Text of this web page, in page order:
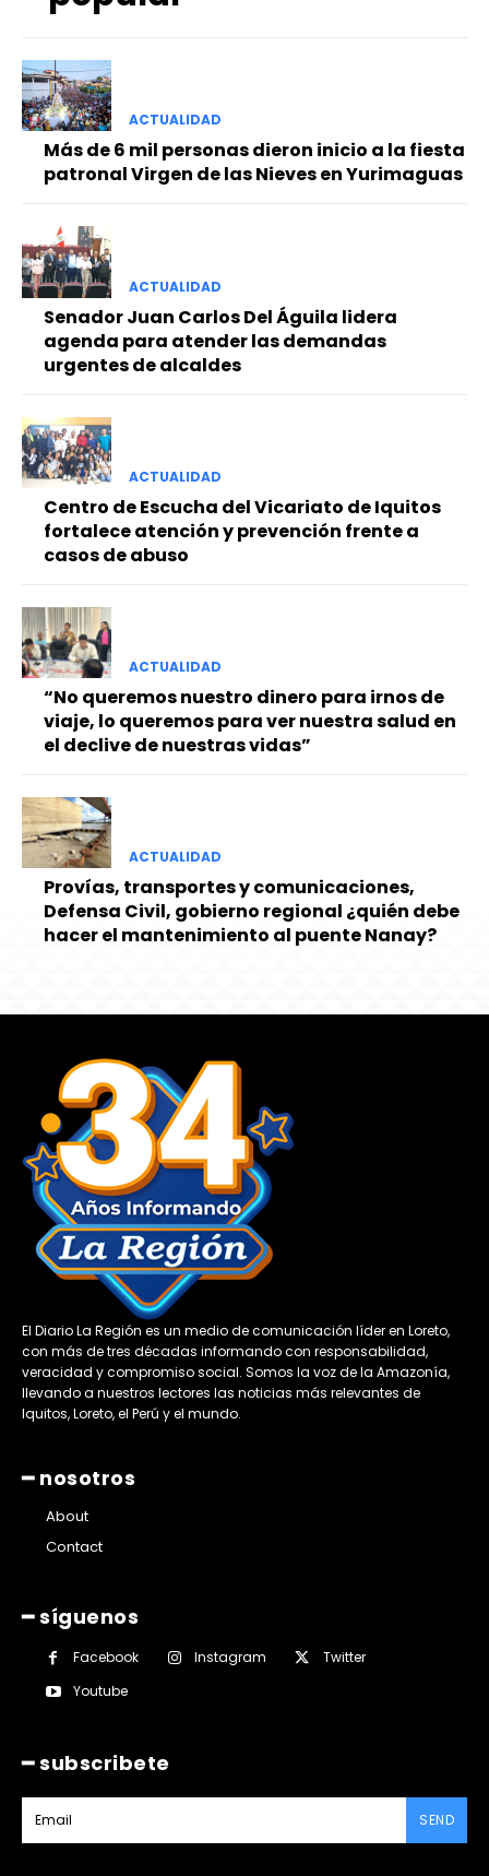
━ Planes
ACTUALIDAD
Más de 6 mil personas dieron inicio a la fiesta
patronal Virgen de las Nieves en Yurimaguas
ACTUALIDAD
Senador Juan Carlos Del Águila lidera
agenda para atender las demandas
urgentes de alcaldes
ACTUALIDAD
Centro de Escucha del Vicariato de Iquitos
fortalece atención y prevención frente a
casos de abuso
ACTUALIDAD
“No queremos nuestro dinero para irnos de
viaje, lo queremos para ver nuestra salud en
el declive de nuestras vidas”
ACTUALIDAD
Provías, transportes y comunicaciones,
Defensa Civil, gobierno regional ¿quién debe
hacer el mantenimiento al puente Nanay?
El Diario La Región es un medio de comunicación líder en Loreto,
con más de tres décadas informando con responsabilidad,
veracidad y compromiso social. Somos la voz de la Amazonía,
llevando a nuestros lectores las noticias más relevantes de
Iquitos, Loreto, el Perú y el mundo.
━ nosotros
About
Contact
━ síguenos
Facebook Instagram
Twitter
Youtube
━ subscribete
SEND